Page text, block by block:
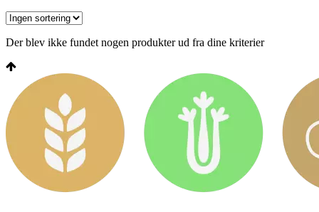
Der blev ikke fundet nogen produkter ud fra dine kriterier